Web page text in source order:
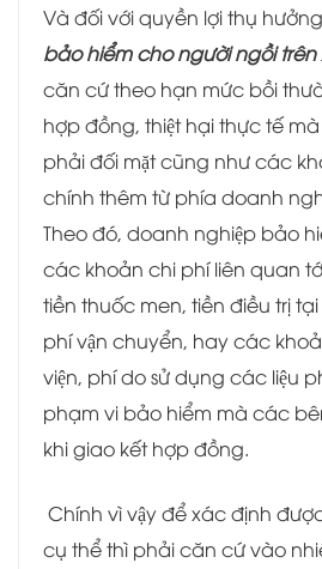
Và đối với quyền lợi thụ
bảo hiểm cho người ngồi trên
căn cứ theo hạn mức bồi
hợp đồng, thiệt hại thực tế
phải đối mặt cũng như các
chính thêm từ phía doanh
Theo đó, doanh nghiệp bảo
các khoản chi phí liên quan
tiền thuốc men, tiền điều trị
phí vận chuyển, hay các
viện, phí do sử dụng các liệu
phạm vi bảo hiểm mà các
khi giao kết hợp đồng.
Chính vì vậy để xác định
cụ thể thì phải căn cứ vào